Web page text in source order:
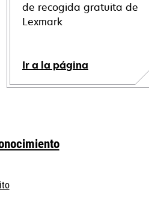
de recogida gratuita de
Lexmark
Ir a la página